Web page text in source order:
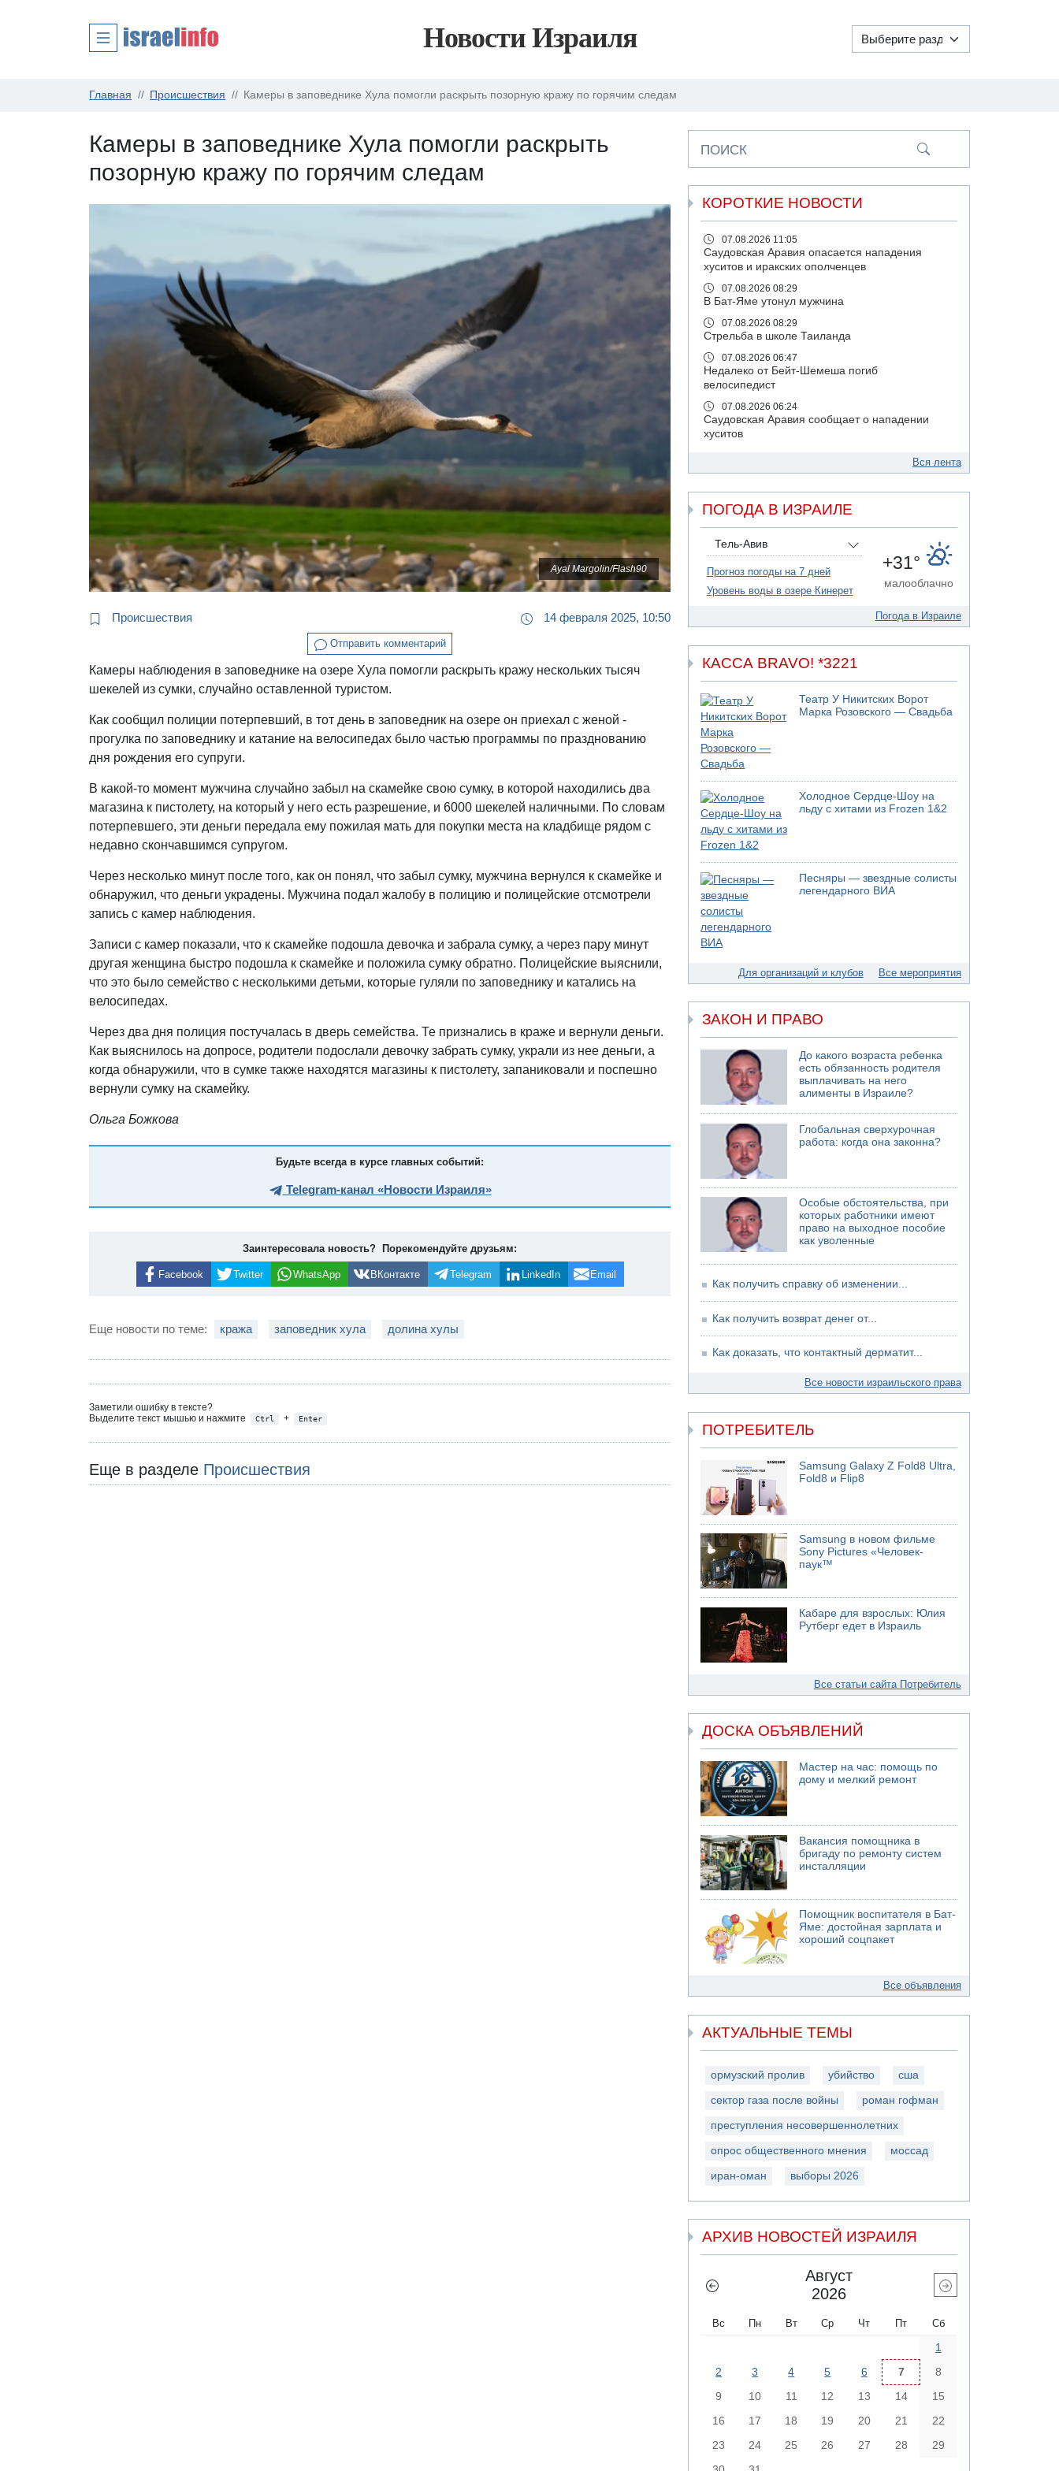
Новости Израиля
Главная Происшествия Камеры в заповеднике Хула помогли раскрыть позорную кражу по горячим следам
Камеры в заповеднике Хула помогли раскрыть
позорную кражу по горячим следам
Ayal Margolin/Flash90
Происшествия 14 февраля 2025, 10:50
Отправить комментарий
Камеры наблюдения в заповеднике на озере Хула помогли раскрыть кражу нескольких тысяч
шекелей из сумки, случайно оставленной туристом.
Как сообщил полиции потерпевший, в тот день в заповедник на озере он приехал с женой -
прогулка по заповеднику и катание на велосипедах было частью программы по празднованию
дня рождения его супруги.
В какой-то момент мужчина случайно забыл на скамейке свою сумку, в которой находились два
магазина к пистолету, на который у него есть разрешение, и 6000 шекелей наличными. По словам
потерпевшего, эти деньги передала ему пожилая мать для покупки места на кладбище рядом с
недавно скончавшимся супругом.
Через несколько минут после того, как он понял, что забыл сумку, мужчина вернулся к скамейке и
обнаружил, что деньги украдены. Мужчина подал жалобу в полицию и полицейские отсмотрели
запись с камер наблюдения.
Записи с камер показали, что к скамейке подошла девочка и забрала сумку, а через пару минут
другая женщина быстро подошла к скамейке и положила сумку обратно. Полицейские выяснили,
что это было семейство с несколькими детьми, которые гуляли по заповеднику и катались на
велосипедах.
Через два дня полиция постучалась в дверь семейства. Те признались в краже и вернули деньги.
Как выяснилось на допросе, родители подослали девочку забрать сумку, украли из нее деньги, а
когда обнаружили, что в сумке также находятся магазины к пистолету, запаниковали и поспешно
вернули сумку на скамейку.
Ольга Божкова
Будьте всегда в курсе главных событий:
Telegram-канал «Новости Израиля»
Заинтересовала новость? Порекомендуйте друзьям:
Facebook Twitter WhatsApp ВКонтакте Telegram LinkedIn Email
Еще новости по теме: кража заповедник хула долина хулы
Заметили ошибку в тексте?
Выделите текст мышью и нажмите
Ctrl + Enter
Еще в разделе Происшествия
ПОИСК
КОРОТКИЕ НОВОСТИ
07.08.2026 11:05
Саудовская Аравия опасается нападения
хуситов и иракских ополченцев
07.08.2026 08:29
В Бат-Яме утонул мужчина
07.08.2026 08:29
Стрельба в школе Таиланда
07.08.2026 06:47
Недалеко от Бейт-Шемеша погиб
велосипедист
07.08.2026 06:24
Саудовская Аравия сообщает о нападении
хуситов
06.08.2026 13:13
Арестованы двое подозреваемых в стрельбе
по электрической компании
06.08.2026 13:07
Возле Кирьят-Арбы пожар на местности
06.08.2026 12:06
США не будут давить на Израиль в вопросе
06.08.2026 08:45
Взрыв в Северном Тель-Авиве
Украинская атака на российский НПЗ
Израиль провел испытания системы
противоракетной обороны "Хец"
МАДА призывает израильтян срочно сдавать
кровь
Бывший посол Израиля в ООН Гилад Эрдан
объявит в четверг о создании новой
политической партии
05.08.2026 13:49
На севере Израиля на берег выбросило тело
В России горят новые склады
Вся лента
ПОГОДА В ИЗРАИЛЕ
Тель-Авив
Прогноз погоды на 7 дней
Уровень воды в озере Кинерет
+31°
малооблачно
Погода в Израиле
КАССА BRAVO! *3221
Театр У Никитских Ворот
Марка Розовского — Свадьба
Холодное Сердце-Шоу на
льду с хитами из Frozen 1&2
Песняры — звездные солисты
легендарного ВИА
Для организаций и клубов Все мероприятия
ЗАКОН И ПРАВО
До какого возраста ребенка
есть обязанность родителя
выплачивать на него
алименты в Израиле?
Глобальная сверхурочная
работа: когда она законна?
Особые обстоятельства, при
которых работники имеют
право на выходное пособие
как уволенные
Как получить справку об изменении...
Как получить возврат денег от...
Как доказать, что контактный дерматит...
Все новости израильского права
ПОТРЕБИТЕЛЬ
Samsung Galaxy Z Fold8 Ultra,
Fold8 и Flip8
Samsung в новом фильме
Sony Pictures «Человек-
паук™
Кабаре для взрослых: Юлия
Рутберг едет в Израиль
Все статьи сайта Потребитель
ДОСКА ОБЪЯВЛЕНИЙ
Мастер на час: помощь по
дому и мелкий ремонт
Вакансия помощника в
бригаду по ремонту систем
инсталляции
Помощник воспитателя в Бат-
Яме: достойная зарплата и
хороший соцпакет
Все объявления
АКТУАЛЬНЫЕ ТЕМЫ
ормузский пролив убийство сша
сектор газа после войны роман гофман
преступления несовершеннолетних
опрос общественного мнения моссад
иран-оман выборы 2026
АРХИВ НОВОСТЕЙ ИЗРАИЛЯ
Август
2026
Вс Пн Вт Ср Чт Пт Сб
1
2
3 4 5 6 7
8
9
10 11 12 13 14
15
16
17 18 19 20 21
22
23
24 25 26 27 28
29